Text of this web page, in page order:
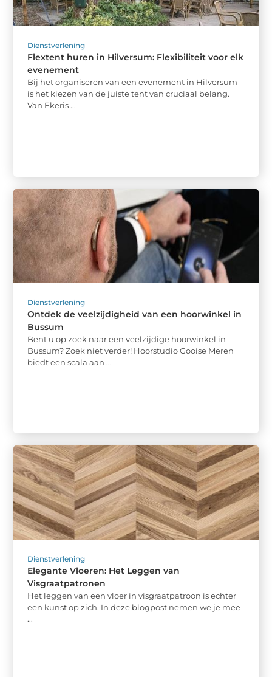
Dienstverlening
Flextent huren in Hilversum: Flexibiliteit voor elk
evenement
Bij het organiseren van een evenement in Hilversum
is het kiezen van de juiste tent van cruciaal belang.
Van Ekeris ...
Dienstverlening
Ontdek de veelzijdigheid van een hoorwinkel in
Bussum
Bent u op zoek naar een veelzijdige hoorwinkel in
Bussum? Zoek niet verder! Hoorstudio Gooise Meren
biedt een scala aan ...
Dienstverlening
Elegante Vloeren: Het Leggen van
Visgraatpatronen
Het leggen van een vloer in visgraatpatroon is echter
een kunst op zich. In deze blogpost nemen we je mee
...